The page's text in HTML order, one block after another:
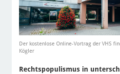
Der kostenlose Online-Vortrag der VHS
Kögler
Rechtspopulismus in